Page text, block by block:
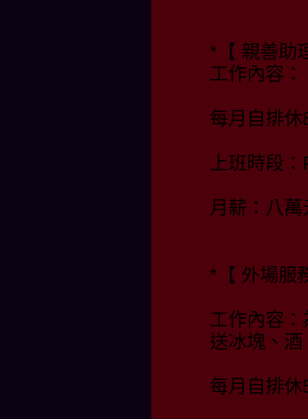
*【 親善助
工作內容
每月自排休
上班時段
月薪：八萬
*【 外場服
工作內容
送冰塊、
每月自排休